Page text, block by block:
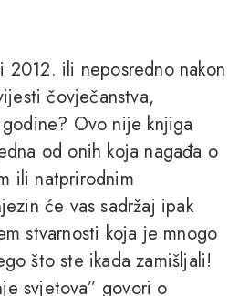
ili neposredno nakon
čovječanstva,
Ovo nije knjiga
od onih koja nagađa o
ili natprirodnim
će vas sadržaj ipak
stvarnosti koja je mnogo
što ste ikada zamišljali!
svjetova” govori o